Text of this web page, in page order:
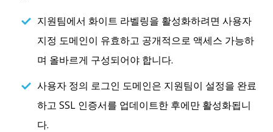
지원팀에서 화이트 라벨링을 활성화하려면 사용자
지정 도메인이 유효하고 공개적으로 액세스 가능하
며 올바르게 구성되어야 합니다.
사용자 정의 로그인 도메인은 지원팀이 설정을 완료
하고 SSL 인증서를 업데이트한 후에만 활성화됩니
다.